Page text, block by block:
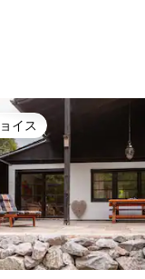
つ星の平均評価
イス
イス